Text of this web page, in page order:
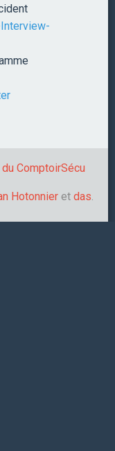
ComptoirSécu
Hotonnieret das.